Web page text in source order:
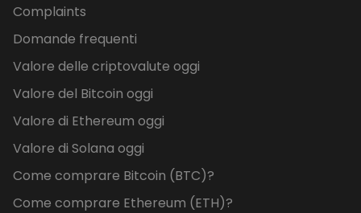
Complaints
Domande frequenti
Valore delle criptovalute oggi
Valore del Bitcoin oggi
Valore di Ethereum oggi
Valore di Solana oggi
Come comprare Bitcoin (BTC)?
Come comprare Ethereum (ETH)?